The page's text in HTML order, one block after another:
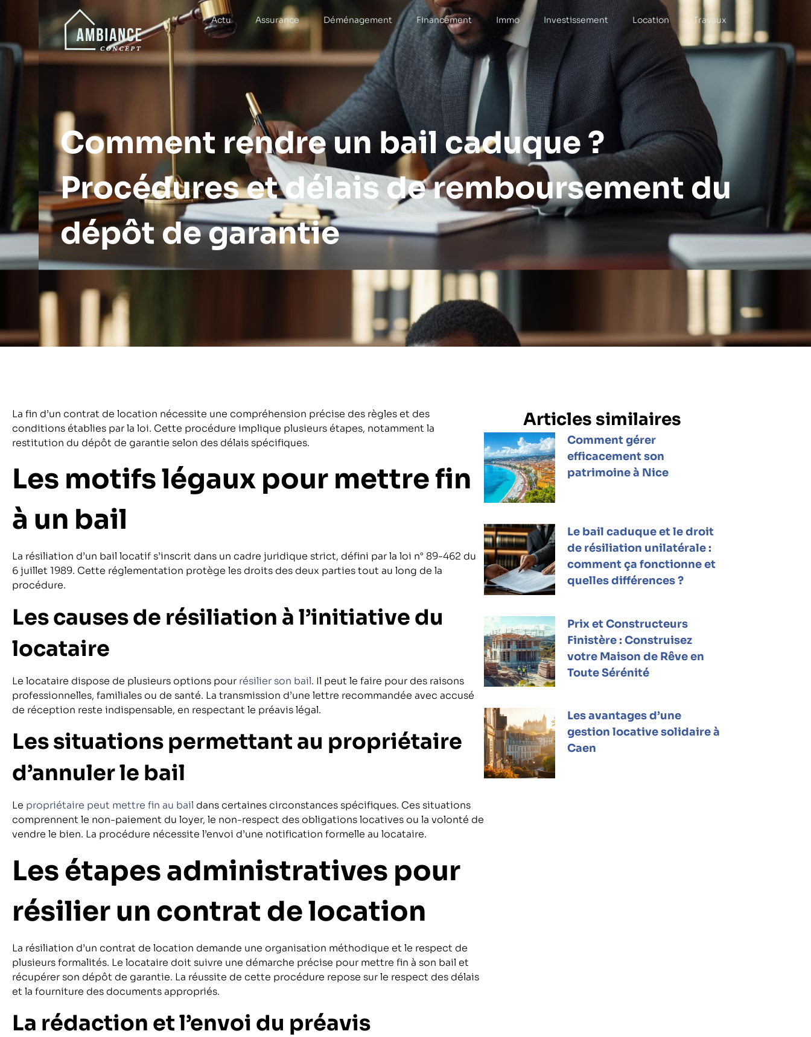
Actu Assurance Déménagement Financement Immo Investissement Location Travaux
Comment rendre un bail caduque ?
Procédures et délais de remboursement du
dépôt de garantie
La fin d’un contrat de location nécessite une compréhension précise des règles et des
conditions établies par la loi. Cette procédure implique plusieurs étapes, notamment la
restitution du dépôt de garantie selon des délais spécifiques.
Les motifs légaux pour mettre fin
à un bail
La résiliation d’un bail locatif s’inscrit dans un cadre juridique strict, défini par la loi n° 89-462 du
6 juillet 1989. Cette réglementation protège les droits des deux parties tout au long de la
procédure.
Les causes de résiliation à l’initiative du
locataire
Le locataire dispose de plusieurs options pour résilier son bail. Il peut le faire pour des raisons
professionnelles, familiales ou de santé. La transmission d’une lettre recommandée avec accusé
de réception reste indispensable, en respectant le préavis légal.
Les situations permettant au propriétaire
d’annuler le bail
Le propriétaire peut mettre fin au bail dans certaines circonstances spécifiques. Ces situations
comprennent le non-paiement du loyer, le non-respect des obligations locatives ou la volonté de
vendre le bien. La procédure nécessite l’envoi d’une notification formelle au locataire.
Les étapes administratives pour
résilier un contrat de location
La résiliation d’un contrat de location demande une organisation méthodique et le respect de
plusieurs formalités. Le locataire doit suivre une démarche précise pour mettre fin à son bail et
récupérer son dépôt de garantie. La réussite de cette procédure repose sur le respect des délais
et la fourniture des documents appropriés.
La rédaction et l’envoi du préavis
Articles similaires
Comment gérer
efficacement son
patrimoine à Nice
Le bail caduque et le droit
de résiliation unilatérale :
comment ça fonctionne et
quelles différences ?
Prix et Constructeurs
Finistère : Construisez
votre Maison de Rêve en
Toute Sérénité
Les avantages d’une
gestion locative solidaire à
Caen